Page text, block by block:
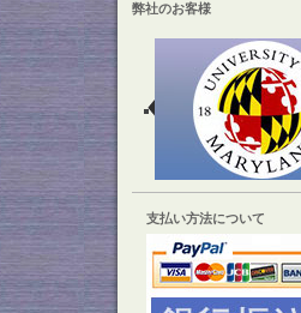
弊社のお客様
支払い方法について